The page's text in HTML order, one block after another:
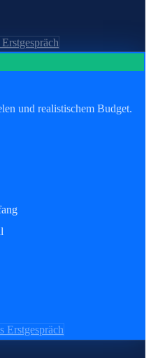
und realistischem Budget.
Erstgespräch